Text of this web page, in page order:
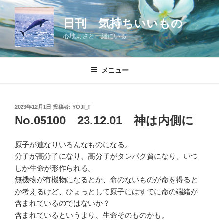
コ
ン
テ
ツ
日刊 気持ちいいもの
心地よさと一緒にいる
メニュー
投
稿
日:
2023年12月1日 投稿者: YOJI_T
No.05100 23.12.01 神は内側に
原子が連なりいろんなものになる。
分子が高分子になり、高分子がタンパク質になり、いつ
しか生命が形作られる。
無機物が有機物になるとか、命のないものが命を得ると
か考えるけど、ひょっとして原子にはすでに命の端緒が
含まれているのではないか？
含まれているというより、生命そのものかも。